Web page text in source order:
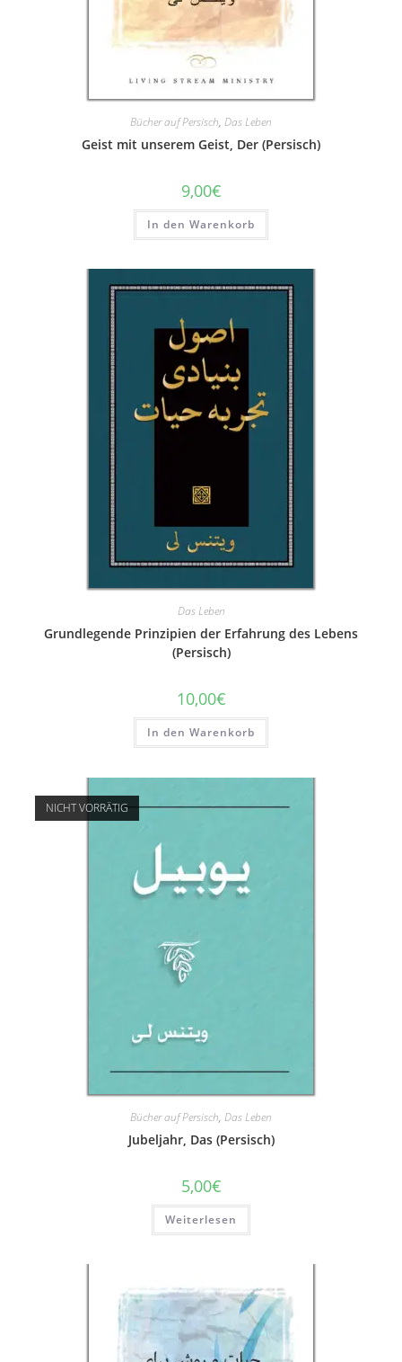
Bücher auf Persisch, Das Leben
Geist mit unserem Geist, Der (Persisch)
9,00€
In den Warenkorb
Das Leben
Grundlegende Prinzipien der Erfahrung des Lebens
(Persisch)
10,00€
In den Warenkorb
NICHT VORRÄTIG
Bücher auf Persisch, Das Leben
Jubeljahr, Das (Persisch)
5,00€
Weiterlesen